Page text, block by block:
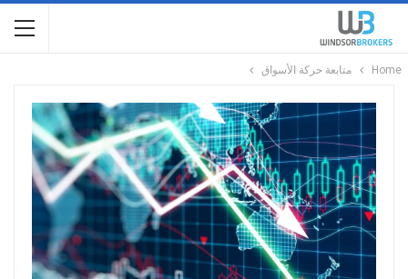
Home متابعة حركة الأسواق